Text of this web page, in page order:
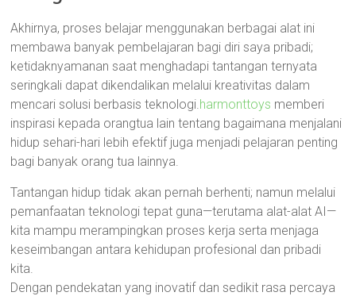
Akhirnya, proses belajar menggunakan berbagai alat ini
membawa banyak pembelajaran bagi diri saya pribadi;
ketidaknyamanan saat menghadapi tantangan ternyata
seringkali dapat dikendalikan melalui kreativitas dalam
mencari solusi berbasis teknologi.harmonttoys memberi
inspirasi kepada orangtua lain tentang bagaimana menjalani
hidup sehari-hari lebih efektif juga menjadi pelajaran penting
bagi banyak orang tua lainnya.
Tantangan hidup tidak akan pernah berhenti; namun melalui
pemanfaatan teknologi tepat guna—terutama alat-alat AI—
kita mampu merampingkan proses kerja serta menjaga
keseimbangan antara kehidupan profesional dan pribadi
kita.
Dengan pendekatan yang inovatif dan sedikit rasa percaya